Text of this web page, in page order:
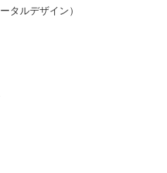
タルデザイン）